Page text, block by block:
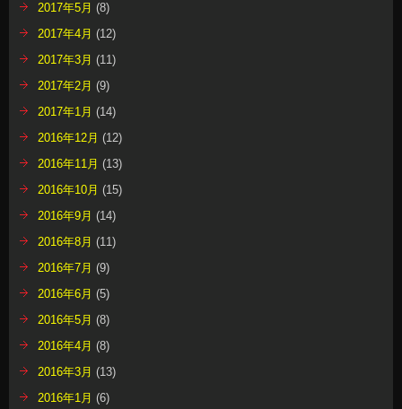
2017年5月 (8)
2017年4月 (12)
2017年3月 (11)
2017年2月 (9)
2017年1月 (14)
2016年12月 (12)
2016年11月 (13)
2016年10月 (15)
2016年9月 (14)
2016年8月 (11)
2016年7月 (9)
2016年6月 (5)
2016年5月 (8)
2016年4月 (8)
2016年3月 (13)
2016年1月 (6)